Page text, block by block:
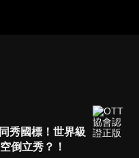
秀國標！世界級
倒立秀？！